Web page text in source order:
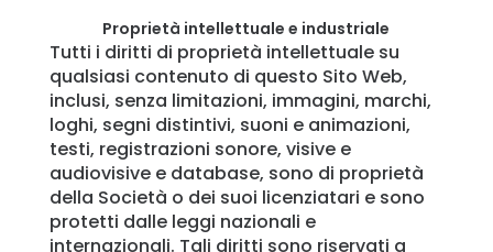
Impara
Assistenza
Accesso Iscriviti
Proprietà intellettuale e industriale
Tutti i diritti di proprietà intellettuale su
qualsiasi contenuto di questo Sito Web,
inclusi, senza limitazioni, immagini, marchi,
loghi, segni distintivi, suoni e animazioni,
testi, registrazioni sonore, visive e
audiovisive e database, sono di proprietà
della Società o dei suoi licenziatari e sono
protetti dalle leggi nazionali e
internazionali. Tali diritti sono riservati a